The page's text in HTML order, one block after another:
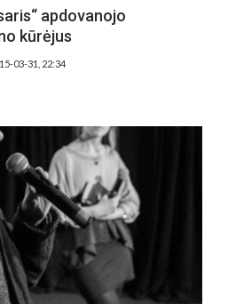
apdovanojo
kūrėjus
03-31, 22:34
APDOVANOJO
GERIAUSIUS
LIETUVOS